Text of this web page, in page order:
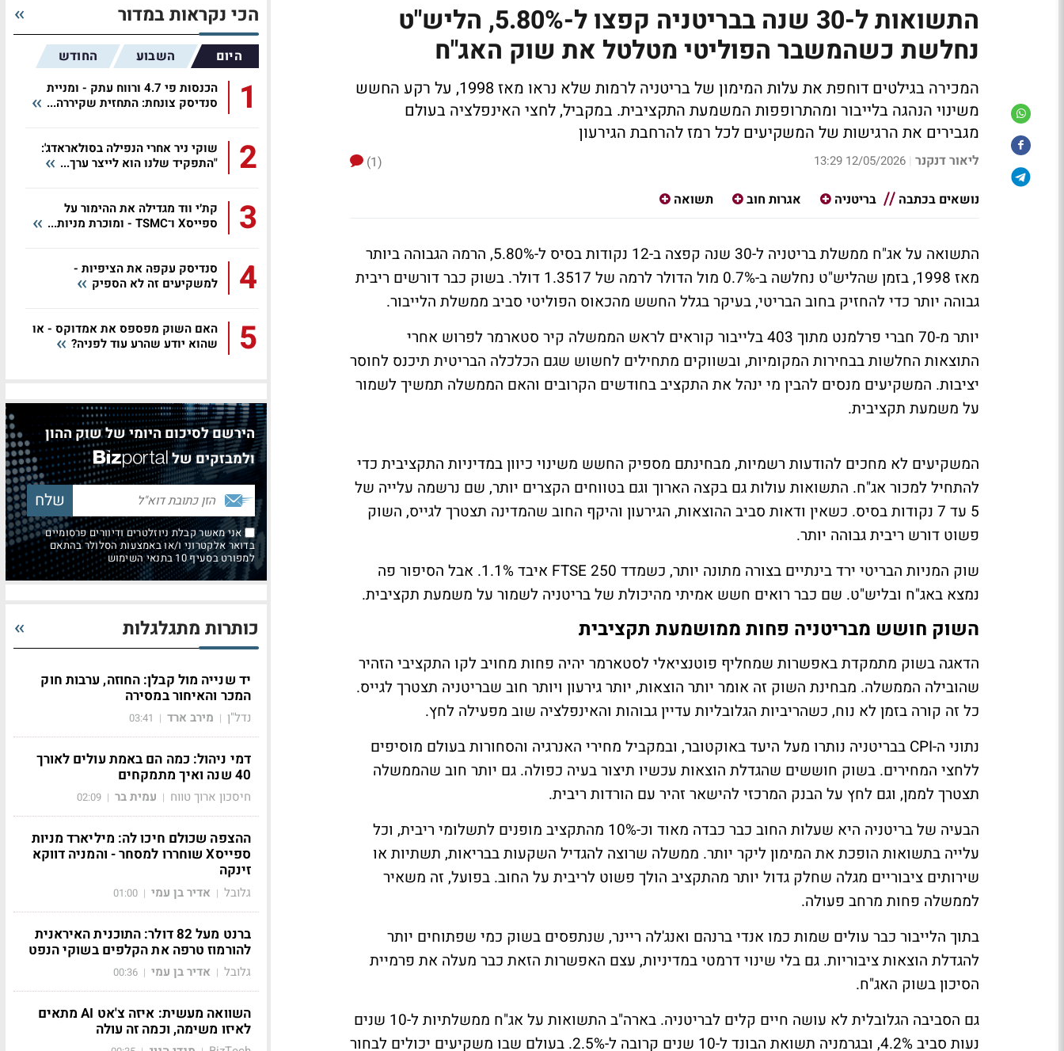
התשואות ל-30 שנה בבריטניה קפצו ל-5.80%, הליש"ט
נחלשת כשהמשבר הפוליטי מטלטל את שוק האג"ח
המכירה בגילטים דוחפת את עלות המימון של בריטניה לרמות שלא נראו מאז 1998, על רקע החשש
משינוי הנהגה בלייבור ומהתרופפות המשמעת התקציבית. במקביל, לחצי האינפלציה בעולם
מגבירים את הרגישות של המשקיעים לכל רמז להרחבת הגירעון
ליאור דנקנר |
12/05/2026 13:29
(1)
נושאים בכתבה
בריטניה אגרות חוב תשואה
התשואה על אג"ח ממשלת בריטניה ל-30 שנה קפצה ב-12 נקודות בסיס ל-5.80%, הרמה הגבוהה ביותר
מאז 1998, בזמן שהליש"ט נחלשה ב-0.7% מול הדולר לרמה של 1.3517 דולר. בשוק כבר דורשים ריבית
גבוהה יותר כדי להחזיק בחוב הבריטי, בעיקר בגלל החשש מהכאוס הפוליטי סביב ממשלת הלייבור.
יותר מ-70 חברי פרלמנט מתוך 403 בלייבור קוראים לראש הממשלה קיר סטארמר לפרוש אחרי
התוצאות החלשות בבחירות המקומיות, ובשווקים מתחילים לחשוש שגם הכלכלה הבריטית תיכנס לחוסר
יציבות. המשקיעים מנסים להבין מי ינהל את התקציב בחודשים הקרובים והאם הממשלה תמשיך לשמור
על משמעת תקציבית.
המשקיעים לא מחכים להודעות רשמיות, מבחינתם מספיק החשש משינוי כיוון במדיניות התקציבית כדי
להתחיל למכור אג"ח. התשואות עולות גם בקצה הארוך וגם בטווחים הקצרים יותר, שם נרשמה עלייה של
5 עד 7 נקודות בסיס. כשאין ודאות סביב ההוצאות, הגירעון והיקף החוב שהמדינה תצטרך לגייס, השוק
פשוט דורש ריבית גבוהה יותר.
שוק המניות הבריטי ירד בינתיים בצורה מתונה יותר, כשמדד FTSE 250 איבד 1.1%. אבל הסיפור פה
נמצא באג"ח ובליש"ט. שם כבר רואים חשש אמיתי מהיכולת של בריטניה לשמור על משמעת תקציבית.
השוק חושש מבריטניה פחות ממושמעת תקציבית
הדאגה בשוק מתמקדת באפשרות שמחליף פוטנציאלי לסטארמר יהיה פחות מחויב לקו התקציבי הזהיר
שהובילה הממשלה. מבחינת השוק זה אומר יותר הוצאות, יותר גירעון ויותר חוב שבריטניה תצטרך לגייס.
כל זה קורה בזמן לא נוח, כשהריביות הגלובליות עדיין גבוהות והאינפלציה שוב מפעילה לחץ.
נתוני ה-CPI בבריטניה נותרו מעל היעד באוקטובר, ובמקביל מחירי האנרגיה והסחורות בעולם מוסיפים
ללחצי המחירים. בשוק חוששים שהגדלת הוצאות עכשיו תיצור בעיה כפולה. גם יותר חוב שהממשלה
תצטרך לממן, וגם לחץ על הבנק המרכזי להישאר זהיר עם הורדות ריבית.
הבעיה של בריטניה היא שעלות החוב כבר כבדה מאוד וכ-10% מהתקציב מופנים לתשלומי ריבית, וכל
עלייה בתשואות הופכת את המימון ליקר יותר. ממשלה שרוצה להגדיל השקעות בבריאות, תשתיות או
שירותים ציבוריים מגלה שחלק גדול יותר מהתקציב הולך פשוט לריבית על החוב. בפועל, זה משאיר
לממשלה פחות מרחב פעולה.
בתוך הלייבור כבר עולים שמות כמו אנדי ברנהם ואנג'לה ריינר, שנתפסים בשוק כמי שפתוחים יותר
להגדלת הוצאות ציבוריות. גם בלי שינוי דרמטי במדיניות, עצם האפשרות הזאת כבר מעלה את פרמיית
הסיכון בשוק האג"ח.
גם הסביבה הגלובלית לא עושה חיים קלים לבריטניה. בארה"ב התשואות על אג"ח ממשלתיות ל-10 שנים
נעות סביב 4.2%, ובגרמניה תשואת הבונד ל-10 שנים קרובה ל-2.5%. בעולם שבו משקיעים יכולים לבחור
הכי נקראות במדור
היום השבוע החודש
1
הכנסות פי 4.7 ורווח עתק - ומניית
סנדיסק צונחת: התחזית שקיררה...
2
שוקי ניר אחרי הנפילה בסולאראדג':
"התפקיד שלנו הוא לייצר ערך...
3
קת׳י ווד מגדילה את ההימור על
ספייסX ו־TSMC - ומוכרת מניות...
4
סנדיסק עקפה את הציפיות -
למשקיעים זה לא הספיק
5
האם השוק מפספס את אמדוקס - או
שהוא יודע שהרע עוד לפניה?
הירשם לסיכום היומי של שוק ההון
ולמבזקים של
אני מאשר קבלת ניוזלטרים ודיוורים פרסומיים
בדואר אלקטרוני ו/או באמצעות הסלולר בהתאם
למפורט בסעיף 10 בתנאי השימוש
כותרות מתגלגלות
יד שנייה מול קבלן: החוזה, ערבות חוק
המכר והאיחור במסירה
נדל"ן | מירב ארד |
03:41
דמי ניהול: כמה הם באמת עולים לאורך
40 שנה ואיך מתמקחים
חיסכון ארוך טווח | עמית בר |
02:09
ההצפה שכולם חיכו לה: מיליארד מניות
ספייסX שוחררו למסחר - והמניה דווקא
זינקה
גלובל | אדיר בן עמי |
01:00
ברנט מעל 82 דולר: התוכנית האיראנית
להורמוז טרפה את הקלפים בשוקי הנפט
גלובל | אדיר בן עמי |
00:36
השוואה מעשית: איזה צ'אט AI מתאים
לאיזו משימה, וכמה זה עולה